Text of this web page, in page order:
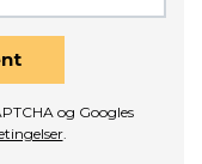
og Googles
.